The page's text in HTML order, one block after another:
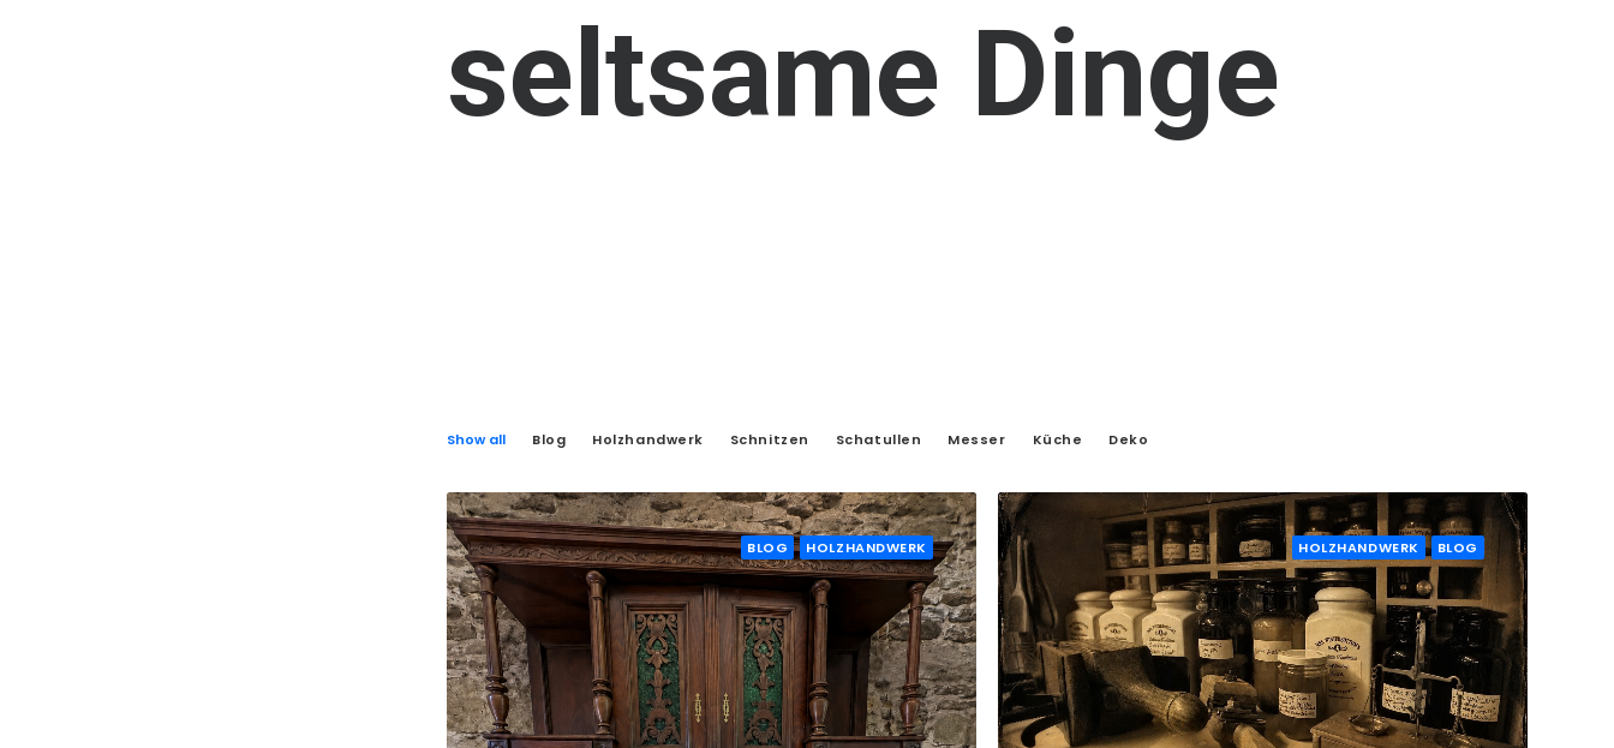
seltsame Dinge
Show all Blog Holzhandwerk Schnitzen Schatullen Messer Küche Deko
BLOG HOLZHANDWERK HOLZHANDWERK BLOG